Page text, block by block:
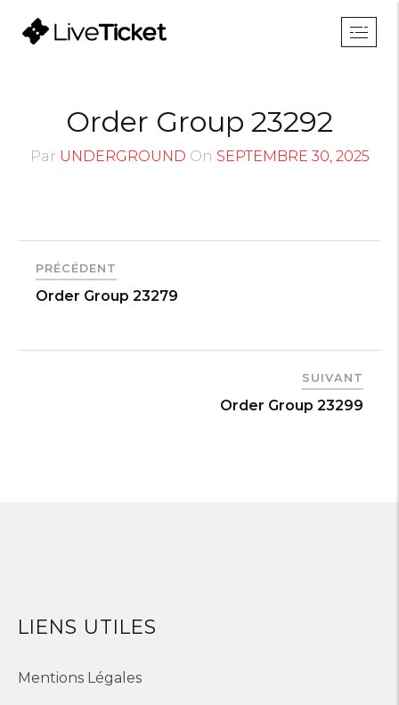
Order Group 23292
Par UNDERGROUND On SEPTEMBRE 30, 2025
PRÉCÉDENT
Order Group 23279
SUIVANT
Order Group 23299
LIENS UTILES
Mentions Légales